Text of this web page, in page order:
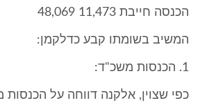
הכנסה חייבת 11,473 48,069
המשיב בשומתו קבע כדלקמן:
1. הכנסות משכ"ד:
כפי שצוין, אלקנה דווחה על הכנסות